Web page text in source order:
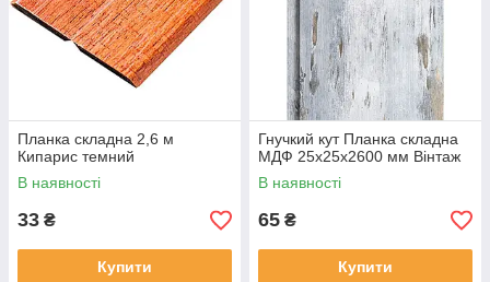
Планка складна 2,6 м
Кипарис темний
В наявності
33 ₴
Купити
Гнучкий кут Планка складна
МДФ 25х25х2600 мм Вінтаж
В наявності
65 ₴
Купити